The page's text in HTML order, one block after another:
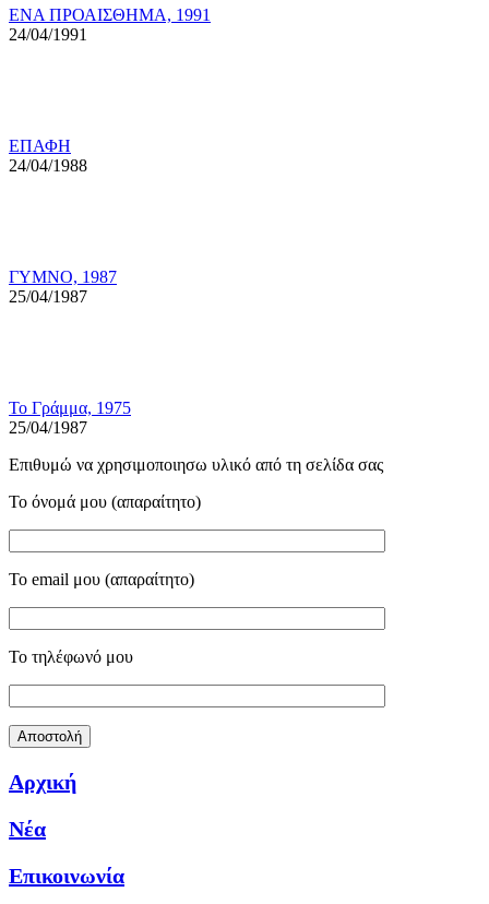
ΕΝΑ ΠΡΟΑΙΣΘΗΜΑ, 1991
24/04/1991
ΕΠΑΦΗ
24/04/1988
ΓΥΜΝΟ, 1987
25/04/1987
Το Γράμμα, 1975
25/04/1987
Επιθυμώ να χρησιμοποιησω υλικό από τη σελίδα σας
Το όνομά μου (απαραίτητο)
Το email μου (απαραίτητο)
Το τηλέφωνό μου
Αρχική
Νέα
Επικοινωνία